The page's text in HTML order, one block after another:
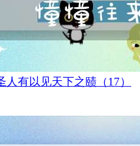
有以见天下之赜（17）